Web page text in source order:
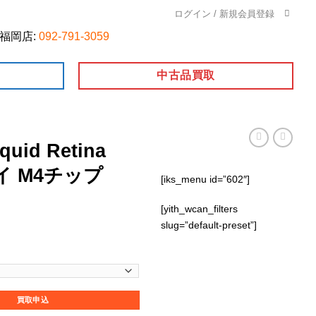
ログイン / 新規会員登録
福岡店: 092-791-3059
中古品買取
Retina
M4チップ
ィスプレイ M4チップ 16.2個
買取申込
[iks_menu id=”602″]
[yith_wcan_filters
slug=”default-preset”]